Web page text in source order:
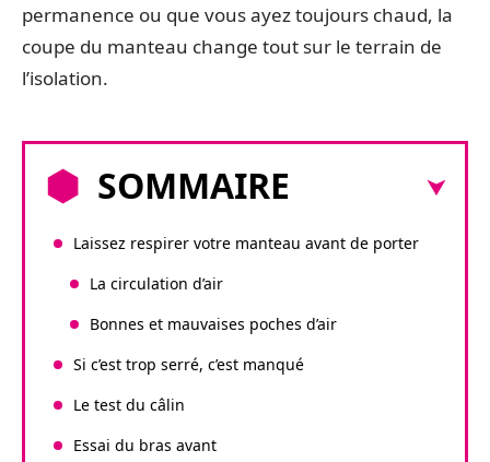
permanence ou que vous ayez toujours chaud, la
coupe du manteau change tout sur le terrain de
l’isolation.
SOMMAIRE
Laissez respirer votre manteau avant de porter
La circulation d’air
Bonnes et mauvaises poches d’air
Si c’est trop serré, c’est manqué
Le test du câlin
Essai du bras avant